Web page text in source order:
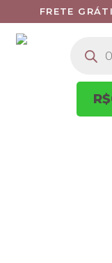
FRETE
R$